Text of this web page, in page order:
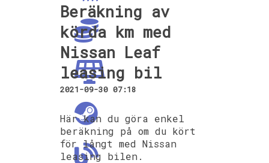
Beräkning av
körda km med
Nissan Leaf
leasing bil
2021-09-30 07:18
Här kan du göra enkel
beräkning på om du kört
för långt med Nissan
leasing bilen.